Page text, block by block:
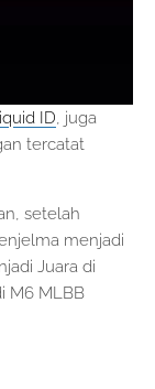
ID, juga
tercatat
setelah
menjadi
Juara di
M6 MLBB